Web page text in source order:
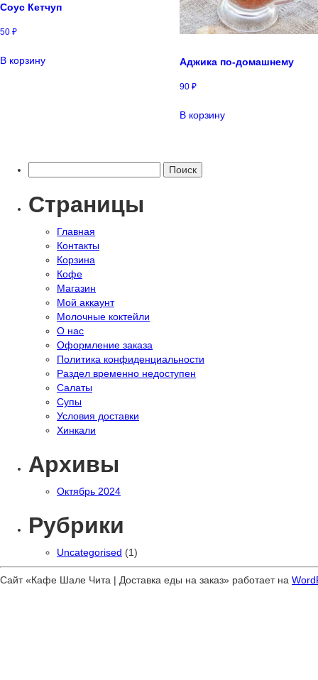
Соус Кетчуп
50 ₽
В корзину Аджика по-домашнему
90₽
В корзину
Страницы
Главная
Контакты
Корзина
Кофе
Магазин
Мой аккаунт
Молочные коктейли
О нас
Оформление заказа
Политика конфиденциальности
Раздел временно недоступен
Салаты
Супы
Условия доставки
Хинкали
Архивы
Октябрь 2024
Рубрики
Uncategorised (1)
Сайт «Кафе Шале Чита | Доставка еды на заказ» работает на